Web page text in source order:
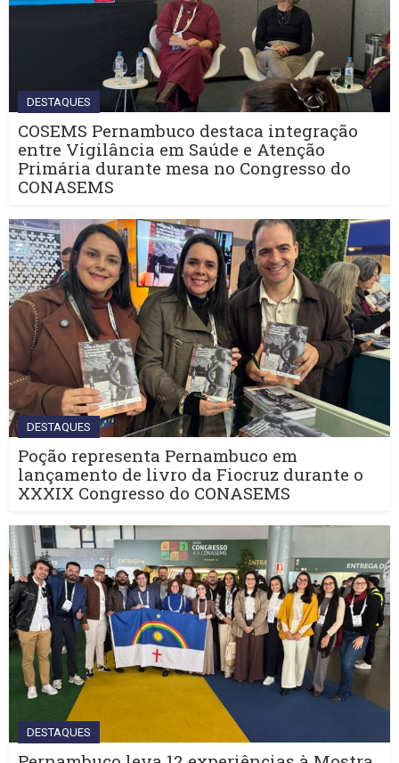
DESTAQUES
COSEMS Pernambuco destaca integração
entre Vigilância em Saúde e Atenção
Primária durante mesa no Congresso do
CONASEMS
DESTAQUES
Poção representa Pernambuco em
lançamento de livro da Fiocruz durante o
XXXIX Congresso do CONASEMS
DESTAQUES